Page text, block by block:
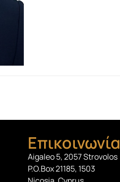
Επικοινωνία
Aigaleo 5, 2057 Strovolos
P.O.Box 21185, 1503